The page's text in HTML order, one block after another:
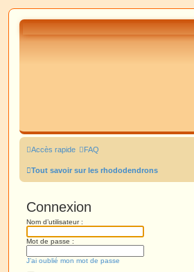
Accès rapide FAQ
Tout savoir sur les rhododendrons
Connexion
Nom d’utilisateur :
Mot de passe :
J’ai oublié mon mot de passe